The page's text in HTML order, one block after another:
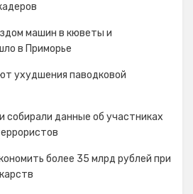
машин в кюветы и
в Приморье
ухудшения паводковой
собирали данные об участниках
более 35 млрд рублей при